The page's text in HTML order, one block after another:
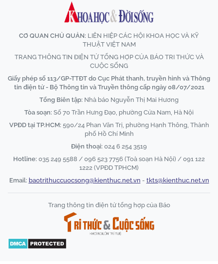
CƠ QUAN CHỦ QUẢN: LIÊN HIỆP CÁC HỘI KHOA HỌC VÀ KỸ
THUẬT VIỆT NAM
TRANG THÔNG TIN ĐIỆN TỬ TỔNG HỢP CỦA BÁO TRI THỨC VÀ
CUỘC SỐNG
Giấy phép số 113/GP-TTĐT do Cục Phát thanh, truyền hình và Thông
tin điện tử - Bộ Thông tin và Truyền thông cấp ngày 08/07/2021
Tổng Biên tập: Nhà báo Nguyễn Thị Mai Hương
Tòa soạn: Số 70 Trần Hưng Đạo, phường Cửa Nam, Hà Nội
VPĐD tại TP.HCM: 590/24 Phan Văn Trị, phường Hạnh Thông, Thành
phố Hồ Chí Minh
Điện thoại: 024 6 254 3519
Hotline: 035 249 5588 / 096 523 7756 (Toà soạn Hà Nội) / 091 122
1222 (VPĐD TPHCM)
Email: baotrithuccuocsong@kienthuc.net.vn - tkts@kienthuc.net.vn
Trang thông tin điện tử tổng hợp của Báo